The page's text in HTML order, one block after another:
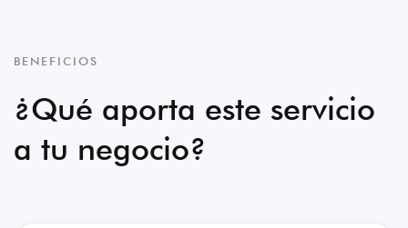
BENEFICIOS
¿Qué aporta este servicio
a tu negocio?